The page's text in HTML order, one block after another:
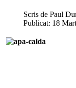
Scris de Paul
Publicat: 18